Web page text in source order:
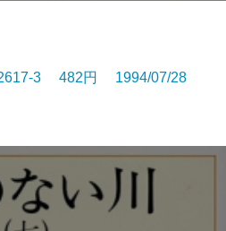
3 482円 1994/07/28